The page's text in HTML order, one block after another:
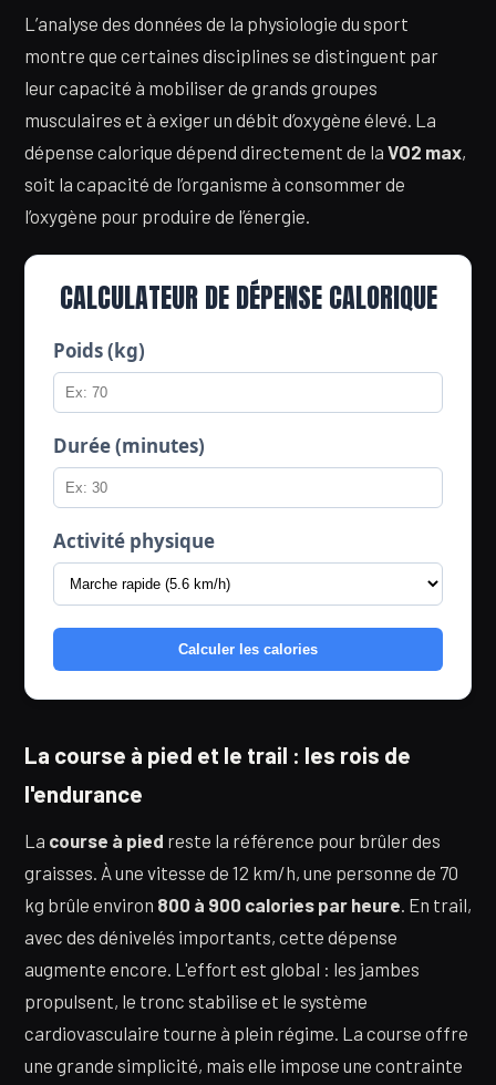
L’analyse des données de la physiologie du sport
montre que certaines disciplines se distinguent par
leur capacité à mobiliser de grands groupes
musculaires et à exiger un débit d’oxygène élevé. La
dépense calorique dépend directement de la VO2 max,
soit la capacité de l’organisme à consommer de
l’oxygène pour produire de l’énergie.
CALCULATEUR DE DÉPENSE CALORIQUE
Poids (kg)
Durée (minutes)
Activité physique
Calculer les calories
La course à pied et le trail : les rois de
l'endurance
La course à pied reste la référence pour brûler des
graisses. À une vitesse de 12 km/h, une personne de 70
kg brûle environ 800 à 900 calories par heure. En trail,
avec des dénivelés importants, cette dépense
augmente encore. L'effort est global : les jambes
propulsent, le tronc stabilise et le système
cardiovasculaire tourne à plein régime. La course offre
une grande simplicité, mais elle impose une contrainte